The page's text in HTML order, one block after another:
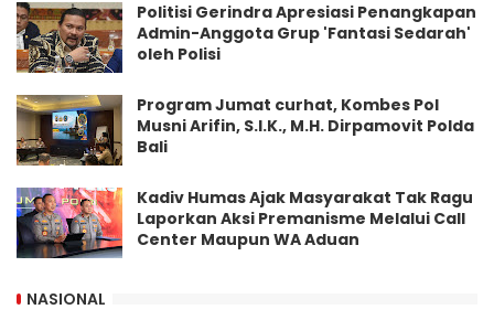
Politisi Gerindra Apresiasi Penangkapan
Admin-Anggota Grup 'Fantasi Sedarah'
oleh Polisi
Program Jumat curhat, Kombes Pol
Musni Arifin, S.I.K., M.H. Dirpamovit Polda
Bali
Kadiv Humas Ajak Masyarakat Tak Ragu
Laporkan Aksi Premanisme Melalui Call
Center Maupun WA Aduan
NASIONAL